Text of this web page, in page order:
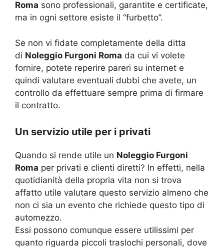
Roma sono professionali, garantite e certificate,
ma in ogni settore esiste il “furbetto”.
Se non vi fidate completamente della ditta
di Noleggio Furgoni Roma da cui vi volete
fornire, potete reperire pareri su internet e
quindi valutare eventuali dubbi che avete, un
controllo da effettuare sempre prima di firmare
il contratto.
Un servizio utile per i privati
Quando si rende utile un Noleggio Furgoni
Roma per privati e clienti diretti? In effetti, nella
quotidianità della propria vita non si trova
affatto utile valutare questo servizio almeno che
non ci sia un evento che richiede questo tipo di
automezzo.
Essi possono comunque essere utilissimi per
quanto riguarda piccoli traslochi personali, dove